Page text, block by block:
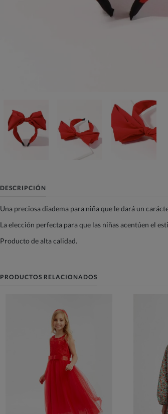
DESCRIPCIÓN
Una preciosa diadema para niña que le dará un
La elección perfecta para que las niñas acentúen el
Producto de alta calidad.
PRODUCTOS RELACIONADOS